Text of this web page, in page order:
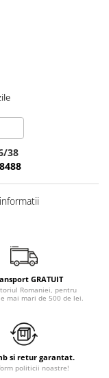
38
GRATUIT
Romaniei, pentru
mai mari de 500 de lei.
si retur garantat.
politicii noastre!